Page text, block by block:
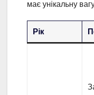
має унікальну
Рік